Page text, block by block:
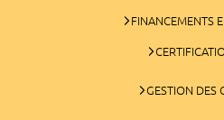
FINANCEMENTS
GESTION DES